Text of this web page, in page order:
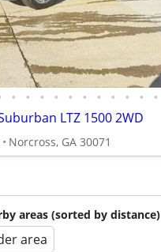
• • • • • • • • • • •
LTZ 1500 2WD
Norcross, GA 30071
areas (sorted by distance)
area